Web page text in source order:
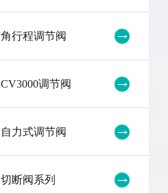
角行程调节阀
CV3000调节阀
自力式调节阀
切断阀系列